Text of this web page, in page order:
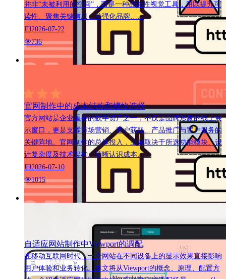
并非“未被利用的空间”，而是一种战略性视觉工具，用以提升可
读性、聚焦关键信息，并强化品牌……
2026-07-22
736
官网制作中的成本结构和模块选择
官方网站是企业重要的数字资产之一，不仅是品牌形象的线上展
示窗口，更是支撑市场营销、客户获取、产品推广与客户服务的
关键阵地。官网制作的总体投入，主要取决于所选功能模块、设
计复杂度及技术架构。清晰认识成本……
2026-07-10
1015
自适应网站制作中Viewport的调配
在移动互联网时代，一个网站在不同设备上的显示效果直接影响
用户体验和业务转化。本文将从Viewport的概念、原理、配置方